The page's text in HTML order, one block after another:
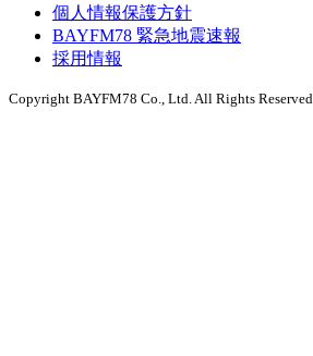
個人情報保護方針
BAYFM78 緊急地震速報
採用情報
Copyright BAYFM78 Co., Ltd. All Rights Reserved.